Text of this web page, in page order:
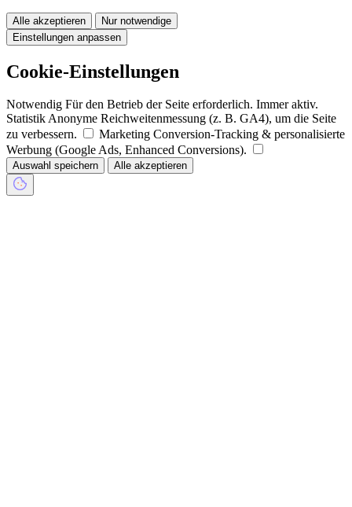
Alle akzeptieren
Nur notwendige
Einstellungen anpassen
Cookie-Einstellungen
Notwendig Für den Betrieb der Seite erforderlich. Immer aktiv.
StatistikAnonyme Reichweitenmessung (z. B. GA4), um die Seite
zu verbessern.
Marketing Conversion-Tracking & personalisierte
Werbung (Google Ads, Enhanced Conversions).
Auswahl speichern Alle akzeptieren